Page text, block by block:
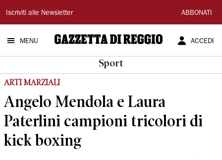
Gazzetta
di
Reggio
Iscriviti alle Newsletter ABBONATI
MENU ACCEDI
Sport
ARTI MARZIALI
Angelo Mendola e Laura
Paterlini campioni tricolori di
kick boxing